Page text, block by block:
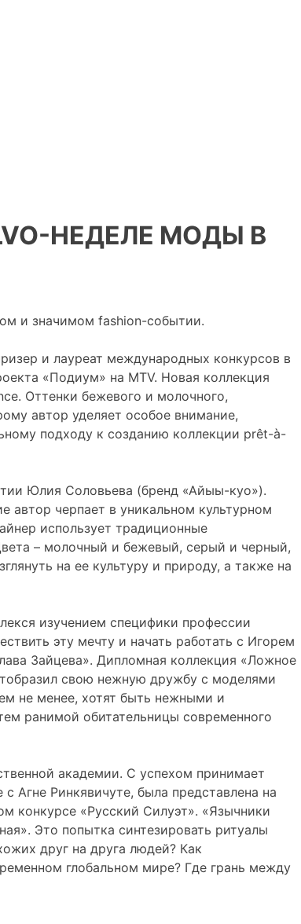
НЕДЕЛЕ МОДЫ В
и значимом fashion-событии.
и лауреат международных конкурсов в
«Подиум» на MTV. Новая коллекция
Оттенки бежевого и молочного,
автор уделяет особое внимание,
подходу к созданию коллекции prêt-à-
Юлия Соловьева (бренд «Айыы-куо»).
автор черпает в уникальном культурном
использует традиционные
– молочный и бежевый, серый и черный,
на ее культуру и природу, а также на
изучением специфики профессии
эту мечту и начать работать с Игорем
Зайцева». Дипломная коллекция «Ложное
свою нежную дружбу с моделями
не менее, хотят быть нежными и
ранимой обитательницы современного
академии. С успехом принимает
Агне Ринкявичуте, была представлена на
конкурсе «Русский Силуэт». «Язычники
Это попытка синтезировать ритуалы
друг на друга людей? Как
глобальном мире? Где грань между